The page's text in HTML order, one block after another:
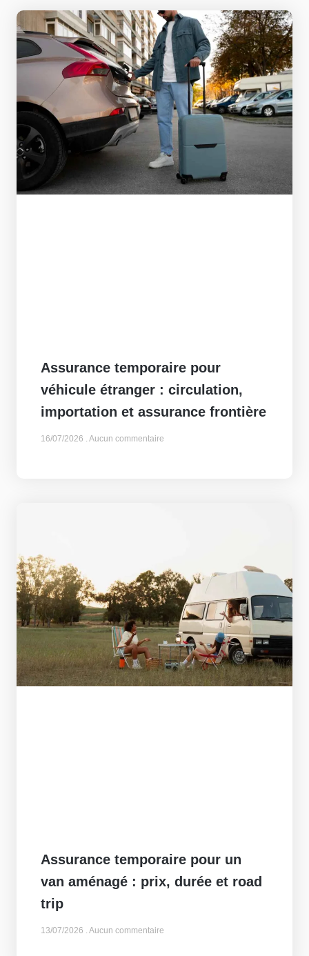
Assurance temporaire pour
véhicule étranger : circulation,
importation et assurance frontière
16/07/2026 Aucun commentaire
Assurance temporaire pour un
van aménagé : prix, durée et road
trip
13/07/2026 Aucun commentaire